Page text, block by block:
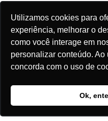
Utilizamos cookies para
experiência, melhorar o
como você interage em
personalizar conteúdo.
concorda com o uso de
Ok,